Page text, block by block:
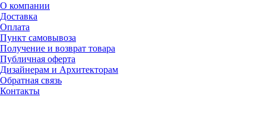
О компании
Доставка
Оплата
Пункт самовывоза
Получение и возврат товара
Публичная оферта
Дизайнерам и Архитекторам
Обратная связь
Контакты